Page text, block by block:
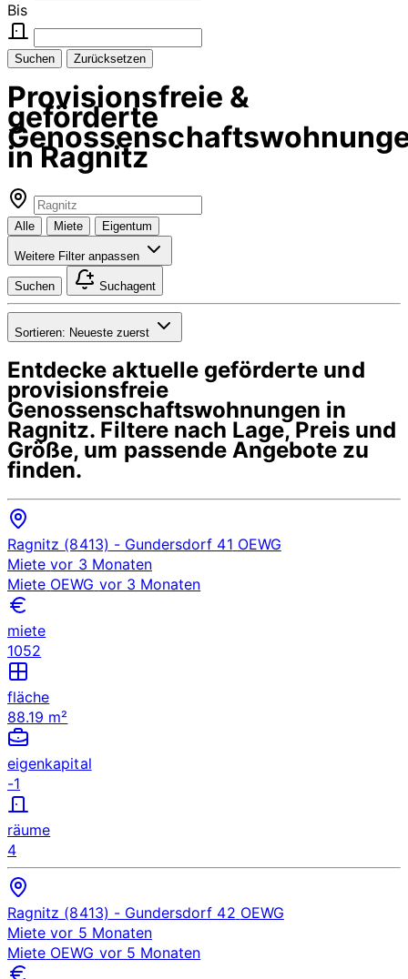
Bis
Suchen Zurücksetzen
Provisionsfreie &
geförderte
in Ragnitz
Alle Miete Eigentum
Weitere Filter anpassen
Suchen Suchagent
Sortieren: Neueste zuerst
Entdecke aktuelle geförderte und
provisionsfreie
Genossenschaftswohnungen in
Ragnitz. Filtere nach Lage, Preis und
Größe, um passende Angebote zu
finden.
Ragnitz (8413) - Gundersdorf 41 OEWG
Miete vor 3 Monaten
Miete OEWG vor 3 Monaten
miete
1052
fläche
88.19 m²
eigenkapital
-1
räume
4
Ragnitz (8413) - Gundersdorf 42 OEWG
Miete vor 5 Monaten
Miete OEWG vor 5 Monaten